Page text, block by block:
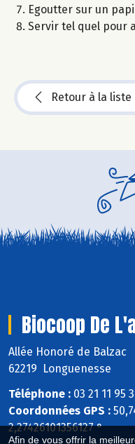
Afin de vous offrir la
Egoutter sur un
Servir tel quel pour
Retour à la liste
Biocoop De
Allée Honoré de Balzac
62219 Longuenesse
Téléphone : 03 21 11 95
Coordonnées GPS :
2,27426101356127 °